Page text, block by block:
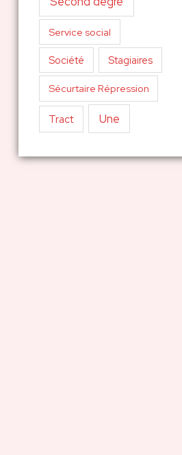
Service social
Société Stagiaires
Sécurtaire Répression
Tract Une